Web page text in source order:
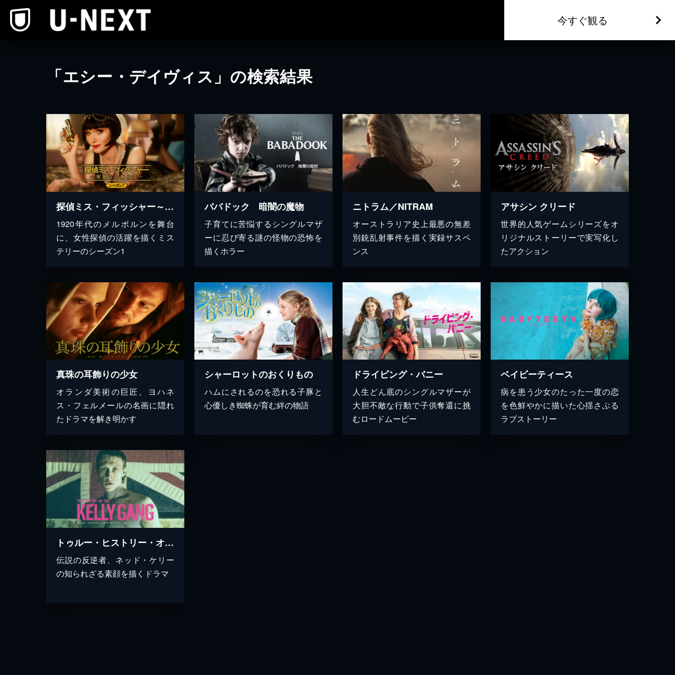
今すぐ観る
「エシー・デイヴィス」の検索結果
探偵ミス・フィッシャー～華麗なる事件簿～ シーズン１
1920年代のメルボルンを舞台
に、女性探偵の活躍を描くミス
テリーのシーズン1
ババドック 暗闇の魔物
子育てに苦悩するシングルマザ
ーに忍び寄る謎の怪物の恐怖を
描くホラー
ニトラム／NITRAM
オーストラリア史上最悪の無差
別銃乱射事件を描く実録サスペ
ンス
アサシン クリード
世界的人気ゲームシリーズをオ
リジナルストーリーで実写化し
たアクション
真珠の耳飾りの少女
オランダ美術の巨匠、ヨハネ
ス・フェルメールの名画に隠れ
たドラマを解き明かす
シャーロットのおくりもの
ハムにされるのを恐れる子豚と
心優しき蜘蛛が育む絆の物語
ドライビング・バニー
人生どん底のシングルマザーが
大胆不敵な行動で子供奪還に挑
むロードムービー
ベイビーティース
病を患う少女のたった一度の恋
を色鮮やかに描いた心揺さぶる
ラブストーリー
トゥルー・ヒストリー・オブ・ザ・ケリー・ギャング
伝説の反逆者、ネッド・ケリー
の知られざる素顔を描くドラマ